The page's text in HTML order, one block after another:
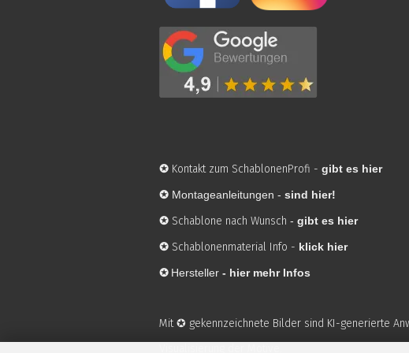
✪ Kontakt zum SchablonenProfi - gibt es hier
✪ Montageanleitungen - sind hier!
✪ Schablone nach Wunsch - gibt es hier
✪ Schablonenmaterial Info - klick hier
✪ Hersteller - hier mehr Infos
Mit ✪ gekennzeichnete Bilder sind KI-generierte